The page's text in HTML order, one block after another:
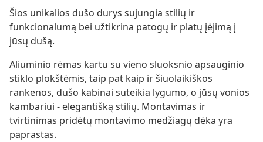
Šios unikalios dušo durys sujungia stilių ir
funkcionalumą bei užtikrina patogų ir platų įėjimą į
jūsų dušą.
Aliuminio rėmas kartu su vieno sluoksnio apsauginio
stiklo plokštėmis, taip pat kaip ir šiuolaikiškos
rankenos, dušo kabinai suteikia lygumo, o jūsų vonios
kambariui - elegantišką stilių. Montavimas ir
tvirtinimas pridėtų montavimo medžiagų dėka yra
paprastas.